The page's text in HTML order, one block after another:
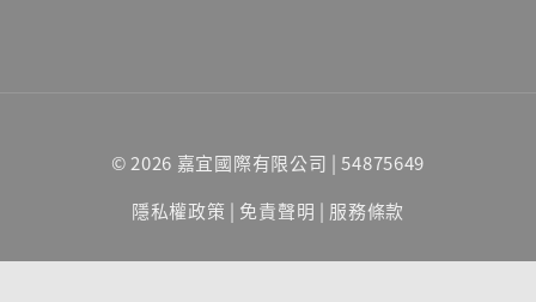
© 2026 嘉宜國際有限公司 | 54875649
隱私權政策 | 免責聲明 | 服務條款